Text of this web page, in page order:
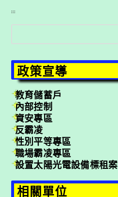
:::
搜
尋
政策宣導
教育儲蓄戶
內部控制
資安專區
反霸凌
性別平等專區
職場霸凌專區
設置太陽光電設備標租案
相關單位